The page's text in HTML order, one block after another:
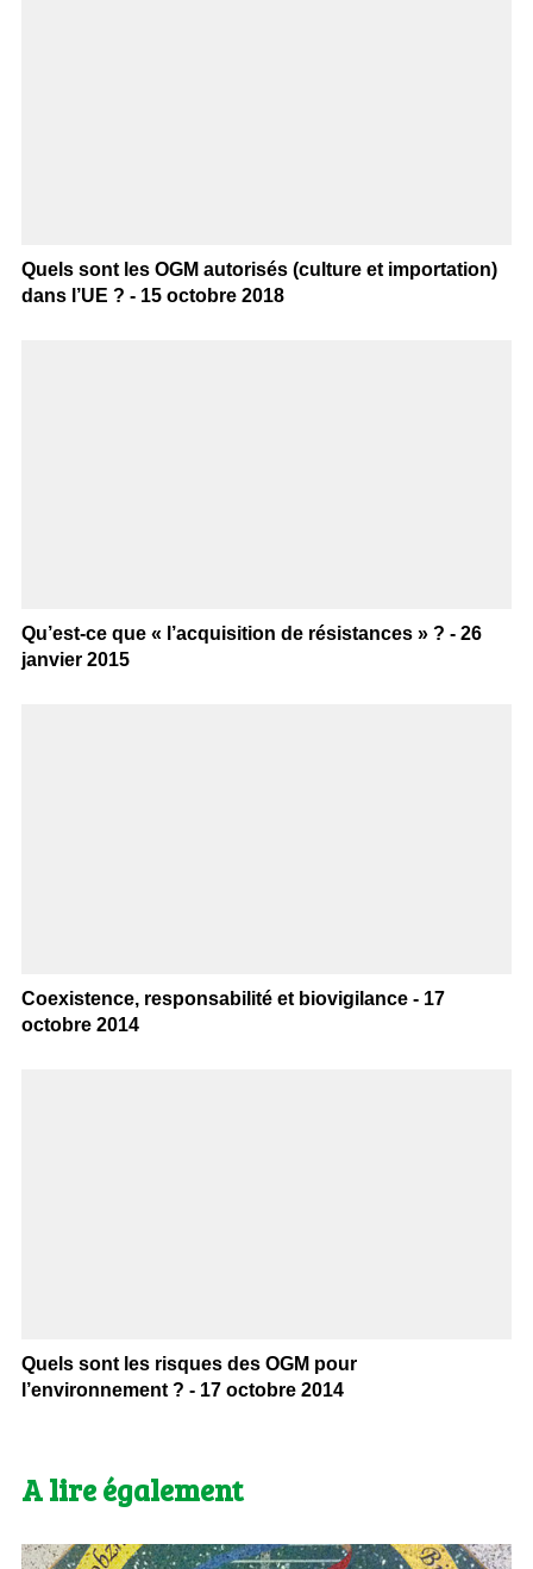
Quels sont les OGM autorisés (culture et importation)
dans l’UE ? - 15 octobre 2018
Qu’est-ce que « l’acquisition de résistances » ? - 26
janvier 2015
Coexistence, responsabilité et biovigilance - 17
octobre 2014
Quels sont les risques des OGM pour
l’environnement ? - 17 octobre 2014
A lire également